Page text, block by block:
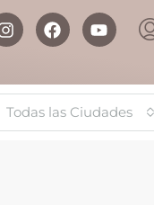
Todas las Ciudades